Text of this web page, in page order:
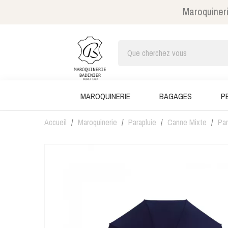
MAROQUINERIE BAGAGES
Accueil Maroquinerie Parapluie Canne Mixte